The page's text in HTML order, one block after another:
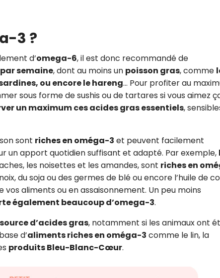
3 ?
d’omega-6, il est donc recommandé de
semaine, dont au moins un poisson gras, comme
ou encore le hareng... Pour profiter au
sous forme de sushis ou de tartares si vous aimez
un maximum ces acides gras essentiels,
sont riches en oméga-3 et peuvent facilement
un apport quotidien suffisant et adapté. Par exemple,
les noisettes et les amandes, sont riches en
du soja ou des germes de blé ou encore l’huile de
vos aliments ou en assaisonnement. Un peu moins
également beaucoup d’omega-3.
source d’acides gras, notamment si les animaux ont
d’aliments riches en oméga-3 comme le lin, la
produits Bleu-Blanc-Cœur.